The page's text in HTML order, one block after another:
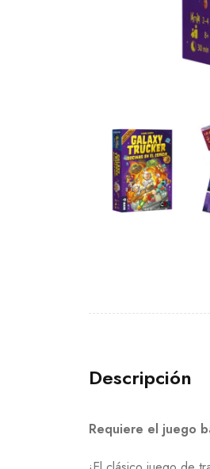
Descripción
Requiere el juego